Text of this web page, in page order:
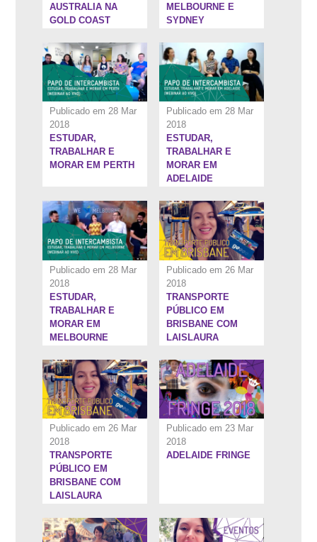
AUSTRALIA NA
GOLD COAST
MELBOURNE E
SYDNEY
Publicado em 28 Mar
2018
ESTUDAR,
TRABALHAR E
MORAR EM PERTH
Publicado em 28 Mar
2018
ESTUDAR,
TRABALHAR E
MORAR EM
ADELAIDE
Publicado em 28 Mar
2018
1:29:24''
ESTUDAR,
TRABALHAR E
MORAR EM
MELBOURNE
Publicado em 26 Mar
2018
TRANSPORTE
PÚBLICO EM
BRISBANE COM
LAISLAURA
Publicado em 26 Mar
2018
TRANSPORTE
PÚBLICO EM
BRISBANE COM
LAISLAURA
Publicado em 23 Mar
2018
ADELAIDE FRINGE